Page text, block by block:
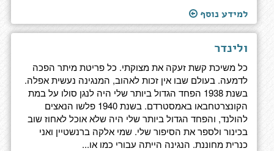
למידע נוסף
ולינדר
כל משיכת קשת זעקה את מצוקתי. כל פריטת מיתר הפכה
לדמעה. בעולם שבו אין זכות לאהוב, המנגינה נעשית אפלה.
בשנת 1938 הפחד הגדול ביותר שלי היה לנגן סולו על במת
הקונצרטחבאו באמסטרדם. בשנת 1940 פלשו הנאצים
להולנד, והפחד הגדול ביותר שלי היה שלא אוכל לאחוז שוב
בכינור ולספר את הסיפור שלי. שמי אלקה ברנשטיין ואני
כנרית מחוננת. הנגינה הייתה עבורי כמו או...